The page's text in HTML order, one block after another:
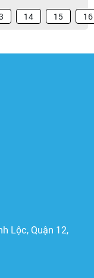
14 15 16
Lộc, Quận 12,